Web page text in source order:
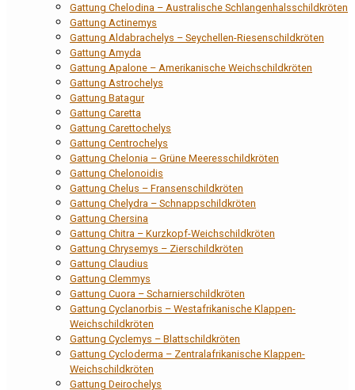
Gattung Chelodina – Australische Schlangenhalsschildkröten
Gattung Actinemys
Gattung Aldabrachelys – Seychellen-Riesenschildkröten
Gattung Amyda
Gattung Apalone – Amerikanische Weichschildkröten
Gattung Astrochelys
Gattung Batagur
Gattung Caretta
Gattung Carettochelys
Gattung Centrochelys
Gattung Chelonia – Grüne Meeresschildkröten
Gattung Chelonoidis
Gattung Chelus – Fransenschildkröten
Gattung Chelydra – Schnappschildkröten
Gattung Chersina
Gattung Chitra – Kurzkopf-Weichschildkröten
Gattung Chrysemys – Zierschildkröten
Gattung Claudius
Gattung Clemmys
Gattung Cuora – Scharnierschildkröten
Gattung Cyclanorbis – Westafrikanische Klappen-
Weichschildkröten
Gattung Cyclemys – Blattschildkröten
Gattung Cycloderma – Zentralafrikanische Klappen-
Weichschildkröten
Gattung Deirochelys